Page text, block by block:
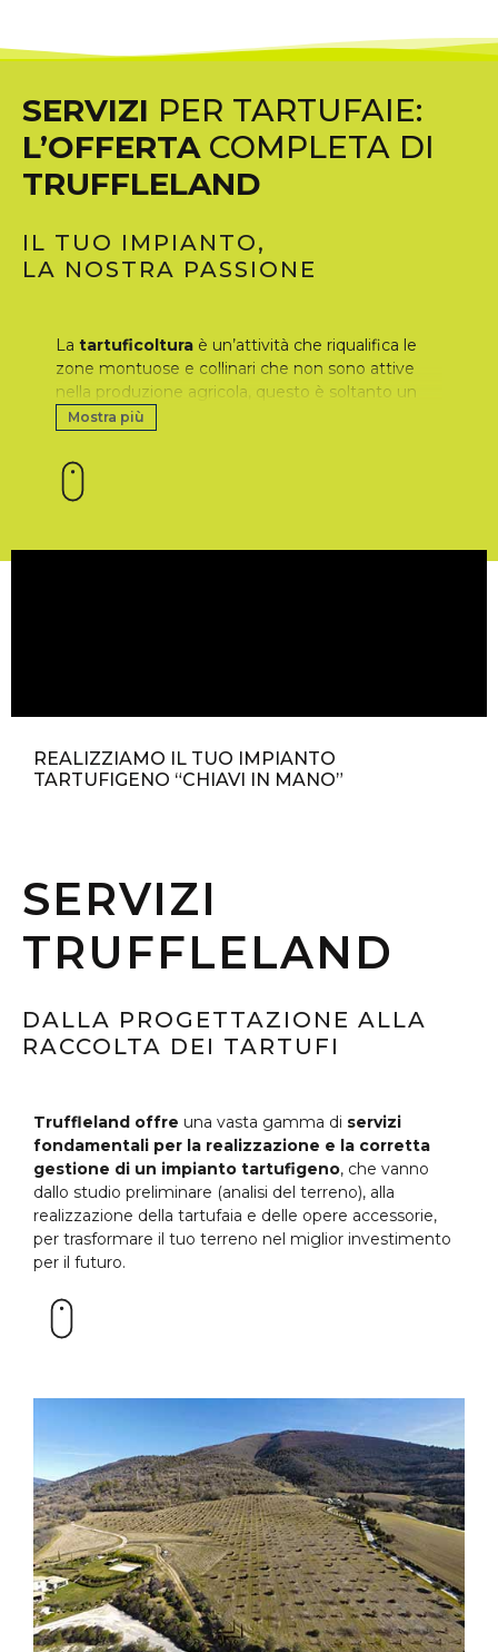
SERVIZI PER TARTUFAIE:
L’OFFERTA COMPLETA DI
TRUFFLELAND
IL TUO IMPIANTO,
LA NOSTRA PASSIONE
La tartuficoltura è un’attività che riqualifica le
zone montuose e collinari che non sono attive
nella produzione agricola, questo è soltanto un
ulteriore (ottimo) motivo per intraprendere
Ecco quali sono i nostri servizi.
Mostra più
REALIZZIAMO IL TUO IMPIANTO
TARTUFIGENO “CHIAVI IN MANO”
SERVIZI
TRUFFLELAND
DALLA PROGETTAZIONE ALLA
RACCOLTA DEI TARTUFI
Truffleland offre una vasta gamma di servizi
fondamentali per la realizzazione e la corretta
gestione di un impianto tartufigeno, che vanno
dallo studio preliminare (analisi del terreno), alla
realizzazione della tartufaia e delle opere accessorie,
per trasformare il tuo terreno nel miglior investimento
per il futuro.